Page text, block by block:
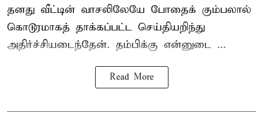
தனது வீட்டின் வாசலிலேயே போதைக் கும்பலால்
கொடூரமாகத் தாக்கப்பட்ட செய்தியறிந்து
அதிர்ச்சியடைந்தேன். தம்பிக்கு என்னுடை ...
Read More